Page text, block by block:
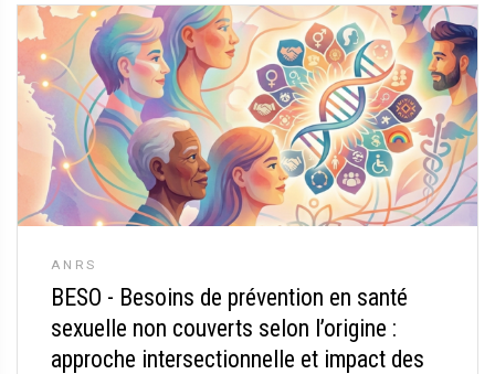
ANRS
BESO - Besoins de prévention en santé
sexuelle non couverts selon l’origine :
approche intersectionnelle et impact des